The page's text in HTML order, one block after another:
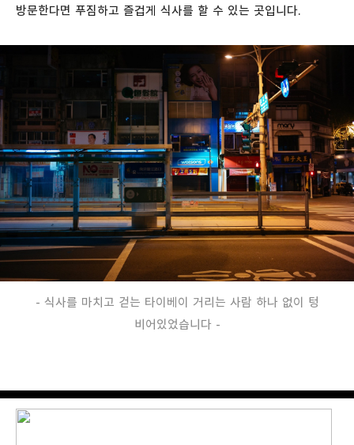
방문한다면 푸짐하고 즐겁게 식사를 할 수 있는 곳입니다.
- 식사를 마치고 걷는 타이베이 거리는 사람 하나 없이 텅
비어있었습니다 -